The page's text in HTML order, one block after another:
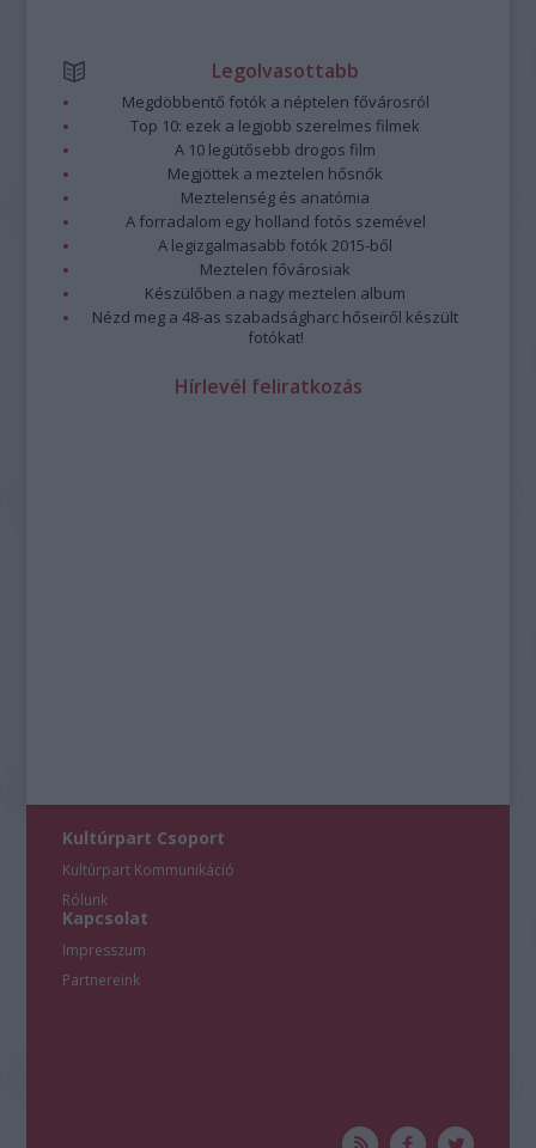
Legolvasottabb
Megdöbbentő fotók a néptelen fővárosról
Top 10: ezek a legjobb szerelmes filmek
A 10 legütősebb drogos film
Megjöttek a meztelen hősnők
Meztelenség és anatómia
A forradalom egy holland fotós szemével
A legizgalmasabb fotók 2015-ből
Meztelen fővárosiak
Készülőben a nagy meztelen album
Nézd meg a 48-as szabadságharc hőseiről készült
fotókat!
Hírlevél feliratkozás
Kultúrpart Csoport
Kultúrpart Kommunikáció
Rólunk
Kapcsolat
Impresszum
Partnereink